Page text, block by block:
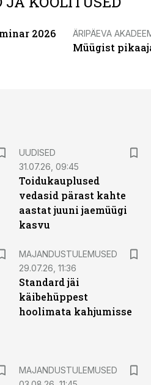
2026 ÄRIPÄEVA
Müügist
UUDISED
31.07.26, 09:45
Toidukauplused
vedasid pärast kahte
aastat juuni jaemüügi
kasvu
MAJANDUSTULEMUSED
29.07.26, 11:36
Standard jäi
käibehüppest
hoolimata kahjumisse
MAJANDUSTULEMUSED